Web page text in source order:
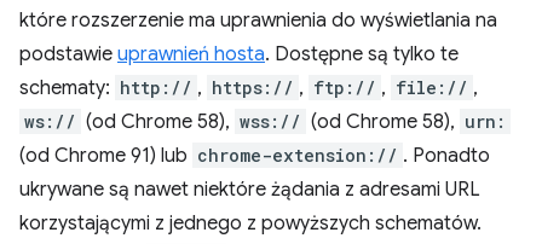
które rozszerzenie ma uprawnienia do wyświetlania na
podstawie uprawnień hosta. Dostępne są tylko te
schematy: http:// , https:// , ftp:// , file:// ,
ws:// (od Chrome 58), wss:// (od Chrome 58), urn:
(od Chrome 91) lub chrome-extension:// . Ponadto
ukrywane są nawet niektóre żądania z adresami URL
korzystającymi z jednego z powyższych schematów.